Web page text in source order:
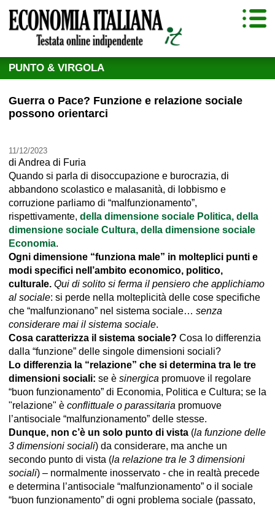
PUNTO & VIRGOLA
Guerra o Pace? Funzione e relazione sociale
possono orientarci
11/12/2023
di Andrea di Furia
Quando si parla di disoccupazione e burocrazia, di
abbandono scolastico e malasanità, di lobbismo e
corruzione parliamo di “malfunzionamento”,
rispettivamente, della dimensione sociale Politica, della
dimensione sociale Cultura, della dimensione sociale
Economia.
Ogni dimensione “funziona male” in molteplici punti e
modi specifici nell’ambito economico, politico,
culturale. Qui di solito si ferma il pensiero che applichiamo
al sociale: si perde nella molteplicità delle cose specifiche
che “malfunzionano” nel sistema sociale… senza
considerare mai il sistema sociale.
Cosa caratterizza il sistema sociale? Cosa lo differenzia
dalla “funzione” delle singole dimensioni sociali?
Lo differenzia la “relazione” che si determina tra le tre
dimensioni sociali: se è sinergica promuove il regolare
“buon funzionamento” di Economia, Politica e Cultura; se la
"relazione" è conflittuale o parassitaria promuove
l’antisociale “malfunzionamento” delle stesse.
Dunque, non c’è un solo punto di vista (la funzione delle
3 dimensioni sociali) da considerare, ma anche un
secondo punto di vista (la relazione tra le 3 dimensioni
sociali) – normalmente inosservato - che in realtà precede
e determina l’antisociale “malfunzionamento” o il sociale
“buon funzionamento” di ogni problema sociale (passato,